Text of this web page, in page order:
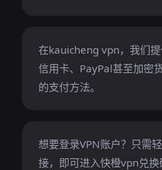
在kauicheng vpn，我们
信用卡、PayPal甚至加密
的支付方法。
想要登录VPN账户？只需
接，即可进入快橙vpn兑